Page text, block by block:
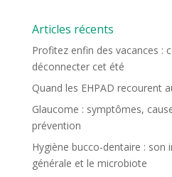
Articles récents
Profitez enfin des vacances :
déconnecter cet été
Quand les EHPAD recourent
Glaucome : symptômes,
prévention
Hygiène bucco-dentaire : son
générale et le microbiote